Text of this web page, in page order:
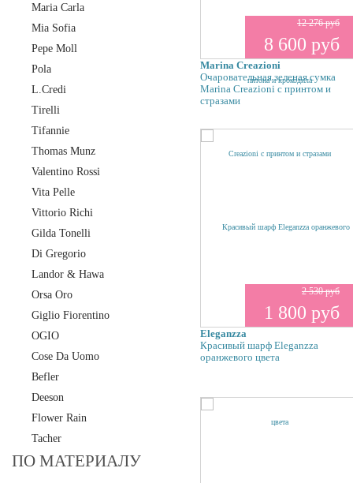
Maria Carla
Mia Sofia
Pepe Moll
Pola
L.Credi
Tirelli
Tifannie
Thomas Munz
Valentino Rossi
Vita Pelle
Vittorio Richi
Gilda Tonelli
Di Gregorio
Landor & Hawa
Orsa Oro
Giglio Fiorentino
OGIO
Cose Da Uomo
Befler
Deeson
Flower Rain
Tacher
ПО МАТЕРИАЛУ
12 276 руб
8 600 руб
Marina Creazioni
Очаровательная зеленая сумка
Marina Creazioni с принтом и
стразами
2 530 руб
1 800 руб
Eleganzza
Красивый шарф Eleganzza
оранжевого цвета